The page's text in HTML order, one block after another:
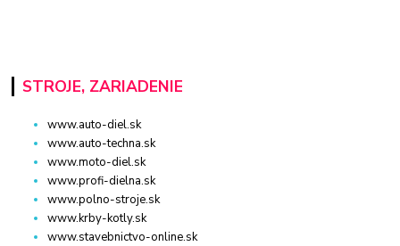
STROJE, ZARIADENIE
www.auto-diel.sk
www.auto-techna.sk
www.moto-diel.sk
www.profi-dielna.sk
www.polno-stroje.sk
www.krby-kotly.sk
www.stavebnictvo-online.sk